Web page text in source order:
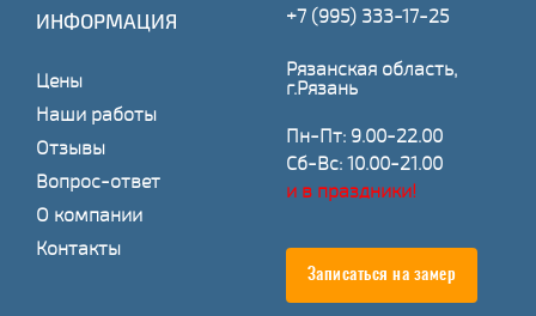
ИНФОРМАЦИЯ
Цены
Наши работы
Отзывы
Вопрос-ответ
О компании
Контакты
+7 (995) 333-17-25
Рязанская область,
г.Рязань
Пн-Пт: 9.00-22.00
Сб-Вс: 10.00-21.00
и в праздники!
Записаться на замер